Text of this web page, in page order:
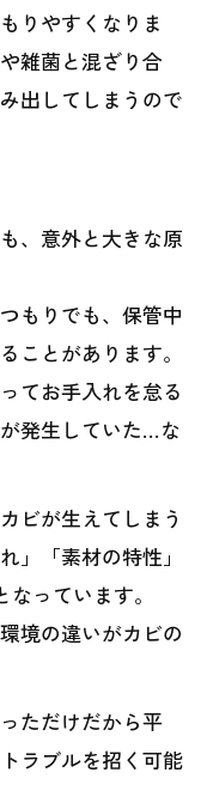
りやすくなりま
雑菌と混ざり合
出してしまうので
、意外と大きな原
もりでも、保管中
ことがあります。
てお手入れを怠る
発生していた…な
ビが生えてしまう
」「素材の特性」
っています。
境の違いがカビの
ただけだから平
ラブルを招く可能